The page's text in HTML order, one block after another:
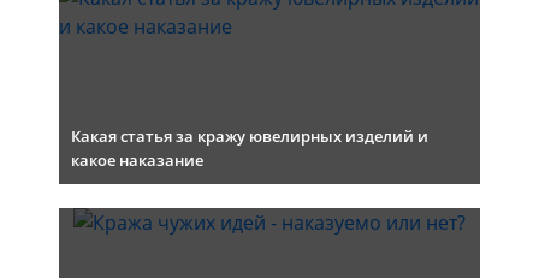
Какая статья за кражу ювелирных изделий и
какое наказание